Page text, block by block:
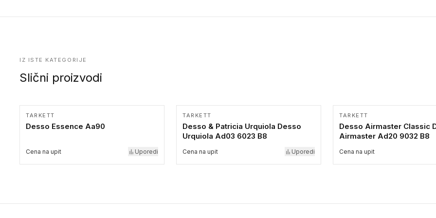
IZ ISTE KATEGORIJE
Slični proizvodi
TARKETT
Desso Essence Aa90
Cena na upit Uporedi
TARKETT
Desso & Patricia Urquiola Desso
Urquiola Ad03 6023 B8
Cena na upit Uporedi
TARKETT
Desso Airmaster Classic
Airmaster Ad20 9032 B8
Cena na upit